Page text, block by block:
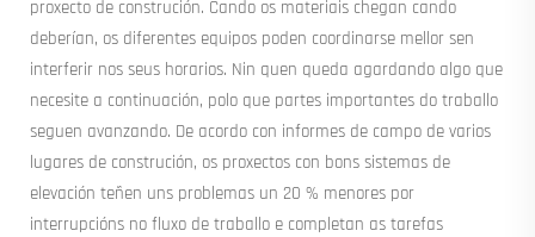
proxecto de construción. Cando os materiais chegan cando
deberían, os diferentes equipos poden coordinarse mellor sen
interferir nos seus horarios. Nin quen queda agardando algo que
necesite a continuación, polo que partes importantes do traballo
seguen avanzando. De acordo con informes de campo de varios
lugares de construción, os proxectos con bons sistemas de
elevación teñen uns problemas un 20 % menores por
interrupcións no fluxo de traballo e completan as tarefas